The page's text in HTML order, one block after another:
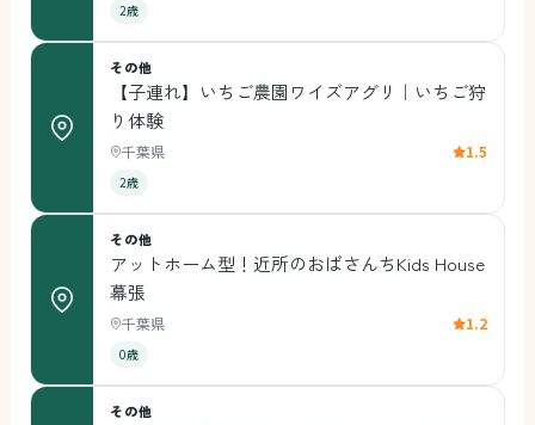
2歳
その他
【子連れ】いちご農園ワイズアグリ｜いちご狩
り体験
千葉県 1.5
2歳
その他
アットホーム型！近所のおばさんちKids House
幕張
千葉県 1.2
0歳
その他